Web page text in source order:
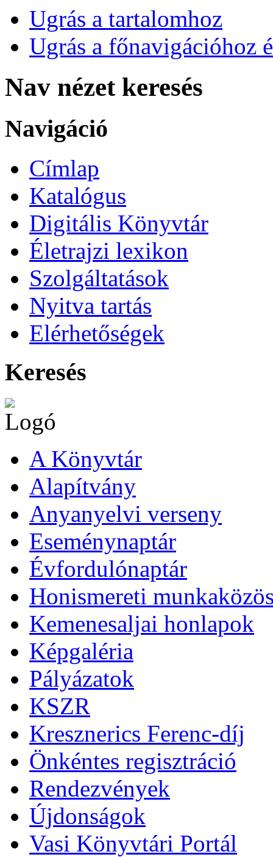
Ugrás a tartalomhoz
Ugrás a főnavigációhoz
Nav nézet keresés
Navigáció
Címlap
Katalógus
Digitális Könyvtár
Életrajzi lexikon
Szolgáltatások
Nyitva tartás
Elérhetőségek
Keresés
A Könyvtár
Alapítvány
Anyanyelvi verseny
Eseménynaptár
Évfordulónaptár
Honismereti
Kemenesaljai honlapok
Képgaléria
Pályázatok
KSZR
Kresznerics Ferenc-díj
Önkéntes regisztráció
Rendezvények
Újdonságok
Vasi Könyvtári Portál